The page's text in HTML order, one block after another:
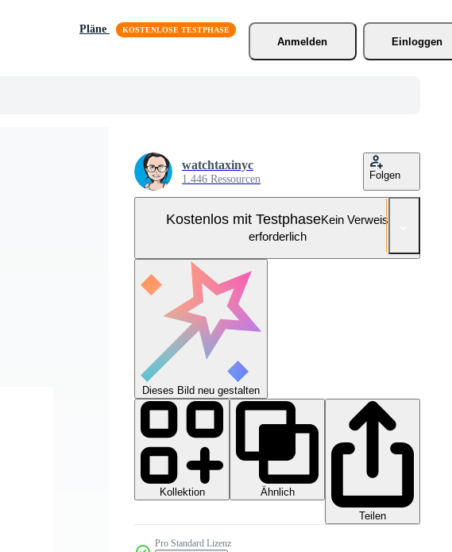
Pläne
Anmelden
Einloggen
watchtaxinyc
1.446 Ressourcen Folgen
Kostenlos mit TestphaseKein Verweis
erforderlich
Dieses Bild neu gestalten
Kollektion
Ähnlich
Teilen
Pro Standard Lizenz